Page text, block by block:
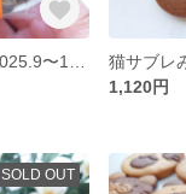
1,120円
SOLD OUT